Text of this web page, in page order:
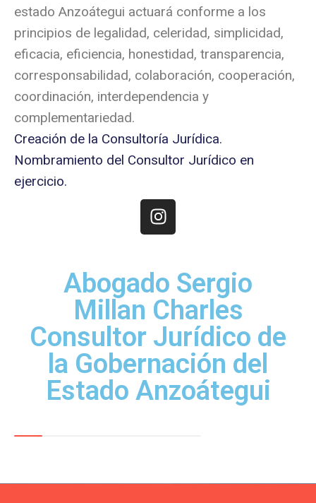
estado Anzoátegui actuará conforme a los
principios de legalidad, celeridad, simplicidad,
eficacia, eficiencia, honestidad, transparencia,
corresponsabilidad, colaboración, cooperación,
coordinación, interdependencia y
complementariedad.
Creación de la Consultoría Jurídica.
Nombramiento del Consultor Jurídico en
ejercicio.
Abogado Sergio
Millan Charles
Consultor Jurídico de
la Gobernación del
Estado Anzoátegui